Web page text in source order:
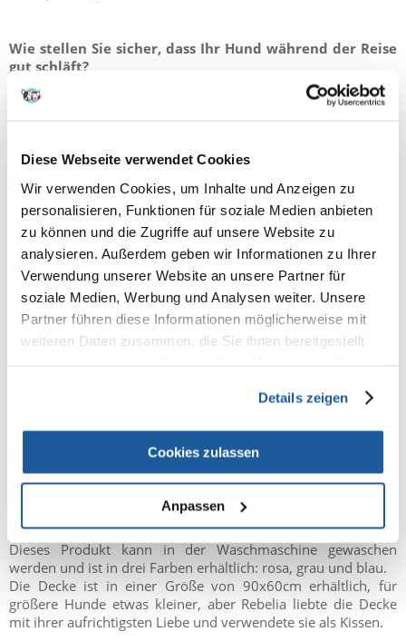
Diese Webseite verwendet Cookies
Wir verwenden Cookies, um Inhalte und Anzeigen zu
personalisieren, Funktionen für soziale Medien anbieten
zu können und die Zugriffe auf unsere Website zu
analysieren. Außerdem geben wir Informationen zu Ihrer
Verwendung unserer Website an unsere Partner für
soziale Medien, Werbung und Analysen weiter. Unsere
Partner führen diese Informationen möglicherweise mit
weiteren Daten zusammen, die Sie ihnen bereitgestellt
Details zeigen
Cookies zulassen
Anpassen
Wie stellen Sie sicher, dass Ihr Hund während der Reise
gut schläft?
Meiner Meinung sollte man das Lager des Hundes mit auf die
denen es gleichgültig ist, wo sie schlafen. Aber es gibt Hunde,
für die das Reisen eher Stress bedeutet. Ihr eigener Ort, der
visuell und geruchlich assoziiert wird, beruhigt sie.
Natürlich können Sie Ihr Lieblingsversteck mit ins Hotel
nehmen, aber nicht unbedingt für einen ganztägigen
Spaziergang.
Nicht jeder Hund legt sich gerne auf den Rasen, nicht jeder
macht ein Nickerchen im Sand, und wenn der Sand heiß ist,
Decken und Kleindecken, aber es gibt auch Lösungen, die es
uns ermöglichen, das Lager und die Decke zu einem einzigen
System ausgestattet: Es wird aufgerollt und mit zwei Riemen
mit Druckknöpfen befestigt. Man kann bequem die Decke
Ihrem Hund einen bequemen Schlaf, ein Nickerchen in der
Natur gönnen..
Dieses Produkt kann in der Waschmaschine gewaschen
werden und ist in drei Farben erhältlich: rosa, grau und blau.
Die Decke ist in einer Größe von 90x60cm erhältlich, für
größere Hunde etwas kleiner, aber Rebelia liebte die Decke
mit ihrer aufrichtigsten Liebe und verwendete sie als Kissen.